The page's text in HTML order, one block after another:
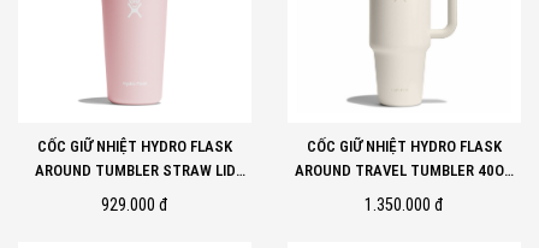
CỐC GIỮ NHIỆT HYDRO FLASK
AROUND TUMBLER STRAW LID
20OZ TRILLIUM
929.000 đ
CỐC GIỮ NHIỆT HYDRO FLASK
AROUND TRAVEL TUMBLER 40OZ
IVORY
1.350.000 đ